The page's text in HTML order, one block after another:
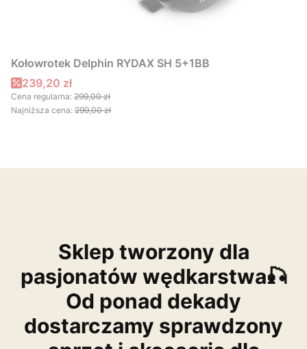
Kołowrotek Delphin RYDAX SH 5+1BB
Cena promocyjna
239,20 zł
Cena regularna: 299,00 zł
Najniższa cena: 299,00 zł
Sklep tworzony dla
pasjonatów wędkarstwa🎣
Od ponad dekady
dostarczamy sprawdzony